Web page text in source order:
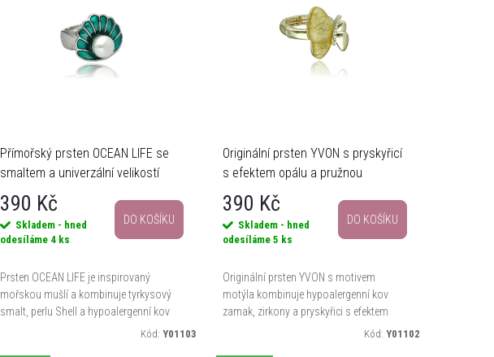
Přímořský prsten OCEAN LIFE se
smaltem a univerzální velikostí
390 Kč
Skladem - hned
odesíláme 4 ks
DO KOŠÍKU
Prsten OCEAN LIFE je inspirovaný
mořskou mušlí a kombinuje tyrkysový
smalt, perlu Shell a hypoalergenní kov
bezpečný pro pokožku. Díky univerzální
Kód:Y01103
Originální prsten YVON s pryskyřicí
s efektem opálu a pružnou
gumičkou
390 Kč
Skladem - hned
odesíláme5 ks
DO KOŠÍKU
Originální prsten YVON s motivem
motýla kombinuje hypoalergenní kov
zamak, zirkony a pryskyřici s efektem
měňavého opálu. Univerzální velikost na
Kód: Y01102